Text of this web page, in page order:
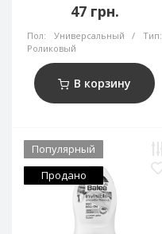
47 грн.
Пол: Универсальный
Тип:
Роликовый
В корзину
Популярный
Продано